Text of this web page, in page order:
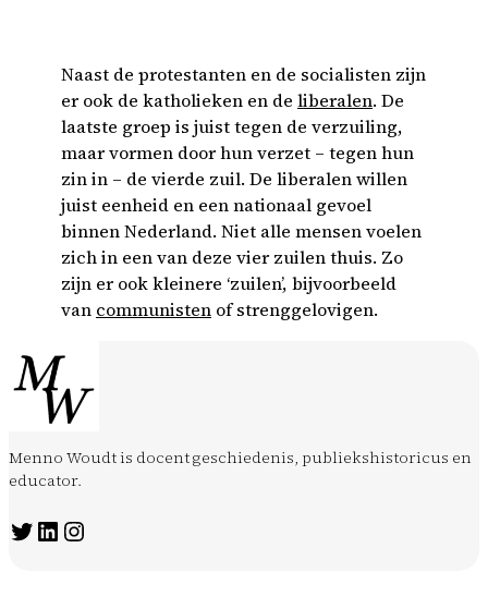
Naast de protestanten en de socialisten zijn
er ook de katholieken en de liberalen. De
laatste groep is juist tegen de verzuiling,
maar vormen door hun verzet – tegen hun
zin in – de vierde zuil. De liberalen willen
juist eenheid en een nationaal gevoel
binnen Nederland. Niet alle mensen voelen
zich in een van deze vier zuilen thuis. Zo
zijn er ook kleinere ‘zuilen’, bijvoorbeeld
van communisten of strenggelovigen.
Menno Woudt is docent geschiedenis, publiekshistoricus en
educator.
Twitter LinkedIn Instagram